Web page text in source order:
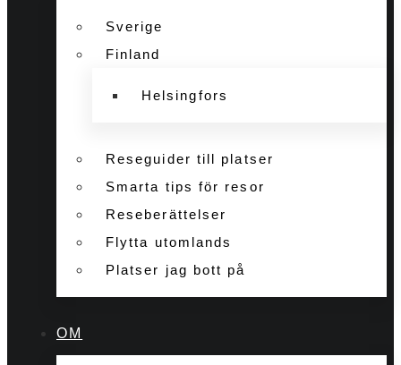
Sverige
Finland
Helsingfors
Reseguider till platser
Smarta tips för resor
Reseberättelser
Flytta utomlands
Platser jag bott på
OM